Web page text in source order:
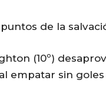
de la
(10º)
empatar sin